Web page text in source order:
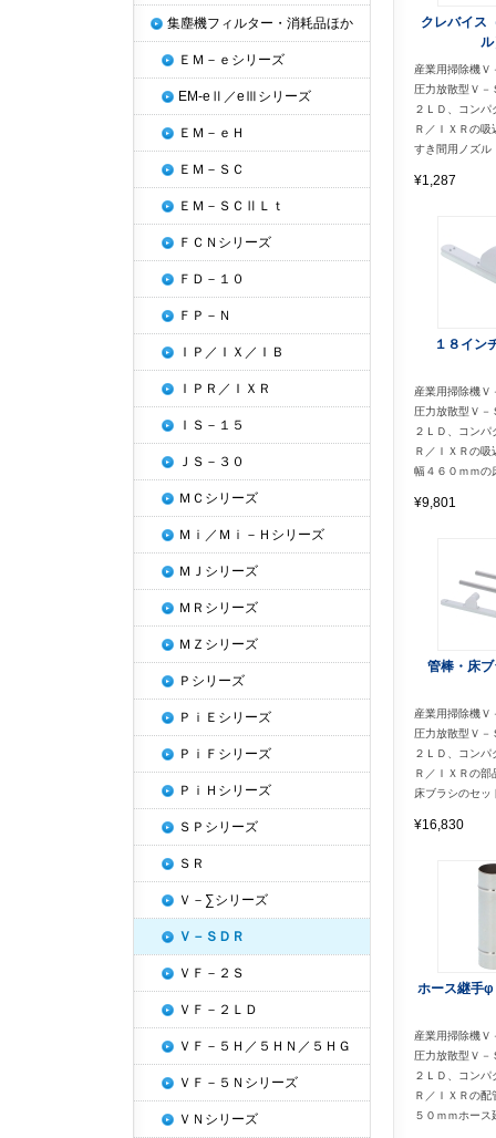
クレバイス
産業用掃除機Ｖ
圧力放散型Ｖ－
２ＬＤ、コンパ
Ｒ／ＩＸＲの吸
すき間用ノズル
¥1,287
１８イン
産業用掃除機Ｖ
圧力放散型Ｖ－
２ＬＤ、コンパ
Ｒ／ＩＸＲの吸
幅４６０ｍｍの
¥9,801
管棒・床
産業用掃除機Ｖ
圧力放散型Ｖ－
２ＬＤ、コンパ
Ｒ／ＩＸＲの部
床ブラシのセッ
¥16,830
ホース継手
産業用掃除機Ｖ
圧力放散型Ｖ－
２ＬＤ、コンパ
Ｒ／ＩＸＲの
５０ｍｍホース
集塵機フィルター・消耗品ほか
ＥＭ－ｅシリーズ
EM-eⅡ／eⅢシリーズ
ＥＭ－ｅＨ
ＥＭ－ＳＣ
ＥＭ－ＳＣⅡＬｔ
ＦＣＮシリーズ
ＦＤ－１０
ＦＰ－Ｎ
ＩＰ／ＩＸ／ＩＢ
ＩＰＲ／ＩＸＲ
ＩＳ－１５
ＪＳ－３０
ＭＣシリーズ
Ｍｉ／Ｍｉ－Ｈシリーズ
ＭＪシリーズ
ＭＲシリーズ
ＭＺシリーズ
Ｐシリーズ
ＰｉＥシリーズ
ＰｉＦシリーズ
ＰｉＨシリーズ
ＳＰシリーズ
ＳＲ
Ｖ－∑シリーズ
Ｖ－ＳＤＲ
ＶＦ－２Ｓ
ＶＦ－２ＬＤ
ＶＦ－５Ｈ／５ＨＮ／５ＨＧ
ＶＦ－５Ｎシリーズ
ＶＮシリーズ